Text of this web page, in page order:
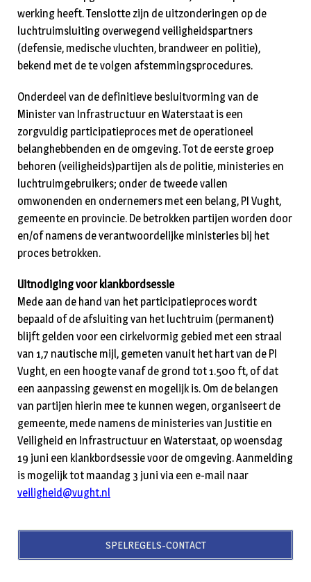
werking heeft. Tenslotte zijn de uitzonderingen op de
luchtruimsluiting overwegend veiligheidspartners
(defensie, medische vluchten, brandweer en politie),
bekend met de te volgen afstemmingsprocedures.
Onderdeel van de definitieve besluitvorming van de
Minister van Infrastructuur en Waterstaat is een
zorgvuldig participatieproces met de operationeel
belanghebbenden en de omgeving. Tot de eerste groep
behoren (veiligheids)partijen als de politie, ministeries en
luchtruimgebruikers; onder de tweede vallen
omwonenden en ondernemers met een belang, PI Vught,
gemeente en provincie. De betrokken partijen worden door
en/of namens de verantwoordelijke ministeries bij het
proces betrokken.
Uitnodiging voor klankbordsessie
Mede aan de hand van het participatieproces wordt
bepaald of de afsluiting van het luchtruim (permanent)
blijft gelden voor een cirkelvormig gebied met een straal
van 1,7 nautische mijl, gemeten vanuit het hart van de PI
Vught, en een hoogte vanaf de grond tot 1.500 ft, of dat
een aanpassing gewenst en mogelijk is. Om de belangen
van partijen hierin mee te kunnen wegen, organiseert de
gemeente, mede namens de ministeries van Justitie en
Veiligheid en Infrastructuur en Waterstaat, op woensdag
19 juni een klankbordsessie voor de omgeving. Aanmelding
is mogelijk tot maandag 3 juni via een e-mail naar
veiligheid@vught.nl
SPELREGELS-CONTACT